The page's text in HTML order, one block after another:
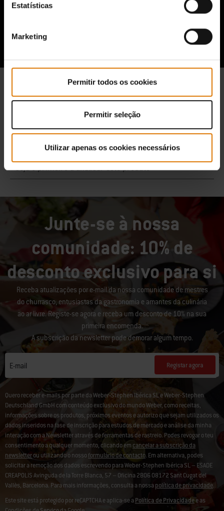
Estatísticas
Marketing
Permitir todos os cookies
Permitir seleção
Utilizar apenas os cookies necessários
A opinião de outros fãs do barbecue
Junte-se à nossa
comunidade: 10% de
desconto exclusivo para si
Receba atualizações por e-mail da nossa comunidade de mestres
do churrasco, entusiastas da gastronomia e amantes da culinária
ao ar livre. Registe-se agora e receba um desconto de 10% na sua
primeira encomenda.
A subscrição da newsletter pode demorar algum tempo.
E-mail Registar agora
Quero receber e-mails por parte da Weber-Stephen Ibérica SL e Weber-Stephen
Deutschland GmbH com conteúdo exclusivo do mundo Weber, como receitas,
informações sobre os produtos, próximos eventos e autorizo que sejam utilizados os
dados inseridos na fase de inscrição para estudos de mercado e análise da minha
interação com a Newsletter através de ferramentas de rastreio. Podes revogar o teu
consentimento a qualquer momento, clicando em cancelar a subscrição da
newsletterou utilizando o nossoformulário de contacto. Em alternativa, podes
solicitar a remoção dos dados escrevendo para Weber-Stephen Ibérica SL – ESADE
CREAPOLIS Avinguda de la Torre Blanca, 57 – Oficina 2B06 08172 Sant Cugat del
Vallès, Barcelona. Para mais informações, consulta a nossapolítica de privacidade.
Este site está protegido por reCAPTCHA e aplica-se aPolítica de Privacidadee as